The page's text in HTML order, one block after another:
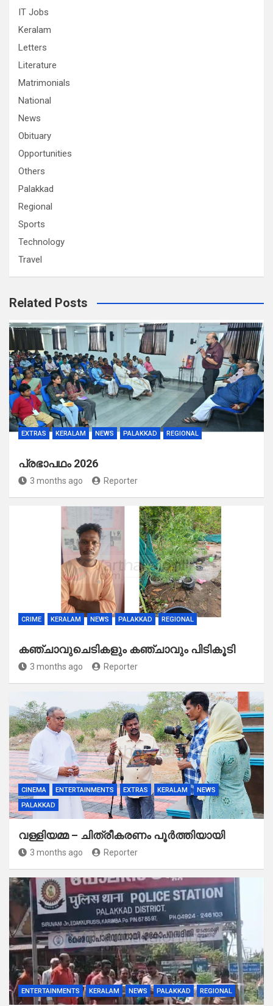
IT Jobs
Keralam
Letters
Literature
Matrimonials
National
News
Obituary
Opportunities
Others
Palakkad
Regional
Sports
Technology
Travel
Related Posts
EXTRAS KERALAM NEWS PALAKKAD REGIONAL
പ്രഭാപഥം 2026
3 months ago Reporter
CRIME KERALAM NEWS PALAKKAD REGIONAL
കഞ്ചാവുചെടികളും കഞ്ചാവും പിടികൂടി
3 months ago Reporter
CINEMA ENTERTAINMENTS EXTRAS KERALAM
NEWS
PALAKKAD
വള്ളിയമ്മ – ചിത്രീകരണം പൂർത്തിയായി
3 months ago Reporter
ENTERTAINMENTS KERALAM NEWS PALAKKAD REGIONAL